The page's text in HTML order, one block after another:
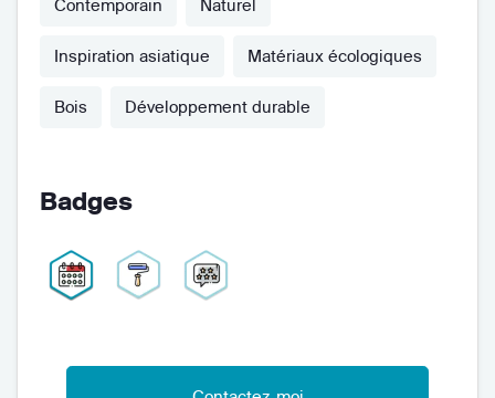
Contemporain Naturel
Inspiration asiatique Matériaux écologiques
Bois Développement durable
Badges